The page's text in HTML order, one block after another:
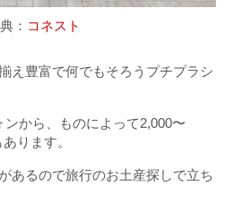
： コネスト
え豊富で何でもそろうプチプラシ
から、ものによって2,000〜
ります。
あるので旅行のお土産探しで立ち